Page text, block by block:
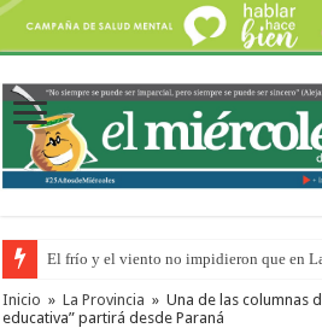
El frío y el viento no impidieron que en
Inicio » La Provincia » Una de las columnas
educativa” partirá desde Paraná